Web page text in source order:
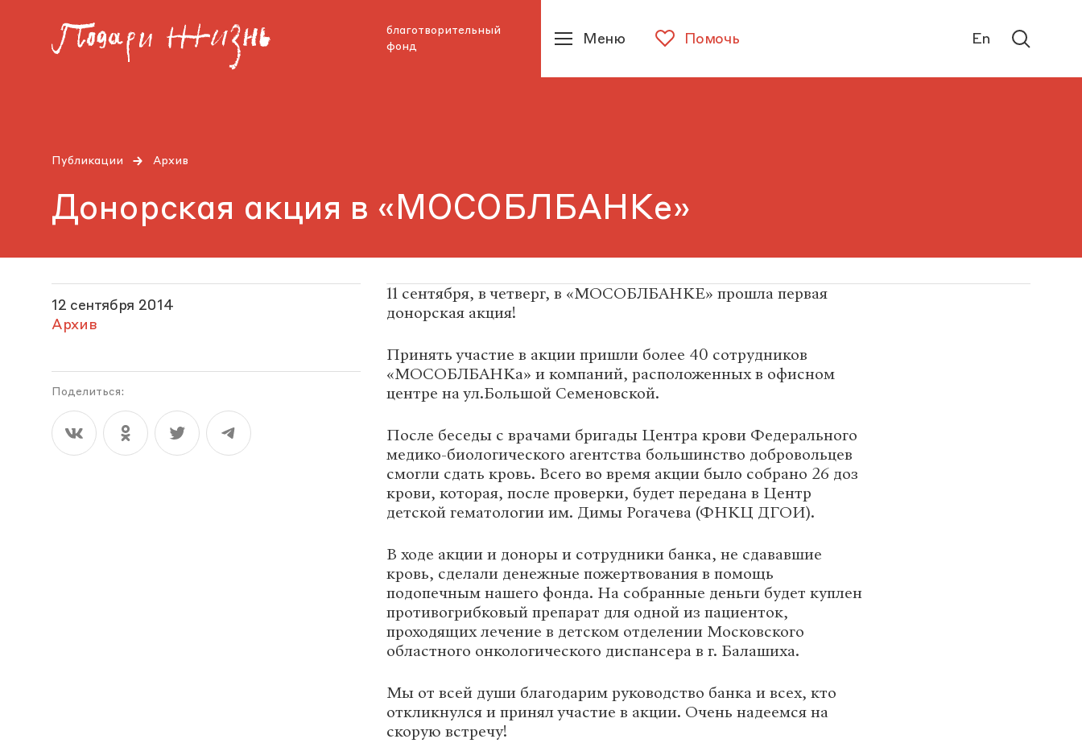
благотворительный
фонд
Помочь
Меню En
Публикации Архив
Донорская акция в «МОСОБЛБАНКе»
12 сентября 2014
Архив
Поделиться:
11 сентября, в четверг, в «МОСОБЛБАНКЕ» прошла первая
донорская акция!
Принять участие в акции пришли более 40 сотрудников
«МОСОБЛБАНКа» и компаний, расположенных в офисном
центре на ул.Большой Семеновской.
После беседы с врачами бригады Центра крови Федерального
медико-биологического агентства большинство добровольцев
смогли сдать кровь. Всего во время акции было собрано 26 доз
крови, которая, после проверки, будет передана в Центр
детской гематологии им. Димы Рогачева (ФНКЦ ДГОИ).
В ходе акции и доноры и сотрудники банка, не сдававшие
кровь, сделали денежные пожертвования в помощь
подопечным нашего фонда. На собранные деньги будет куплен
противогрибковый препарат для одной из пациенток,
проходящих лечение в детском отделении Московского
областного онкологического диспансера в г. Балашиха.
Мы от всей души благодарим руководство банка и всех, кто
откликнулся и принял участие в акции. Очень надеемся на
скорую встречу!